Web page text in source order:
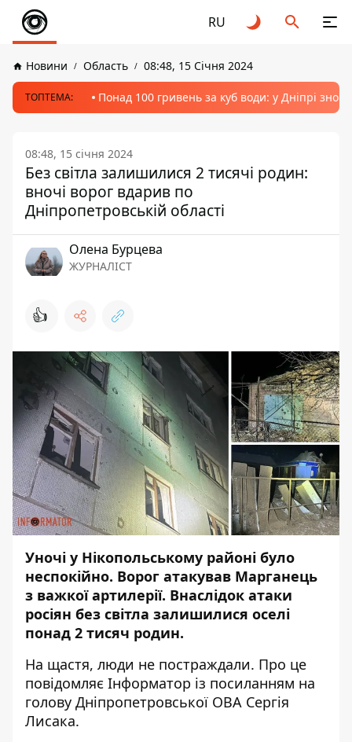
RU
Новини Область 08:48, 15 Січня 2024
ТОПТЕМА: Понад 100 гривень за куб води: у Дніпрі
08:48, 15 січня 2024
Без світла залишилися 2 тисячі родин:
вночі ворог вдарив по
Дніпропетровській області
Олена Бурцева
ЖУРНАЛІСТ
👍
Уночі у Нікопольському районі було
неспокійно. Ворог атакував Марганець
з важкої артилерії. Внаслідок атаки
росіян без світла залишилися оселі
понад 2 тисяч родин.
На щастя, люди не постраждали. Про це
повідомляє Інформатор із посиланням на
голову Дніпропетровської ОВА Сергія
Лисака.